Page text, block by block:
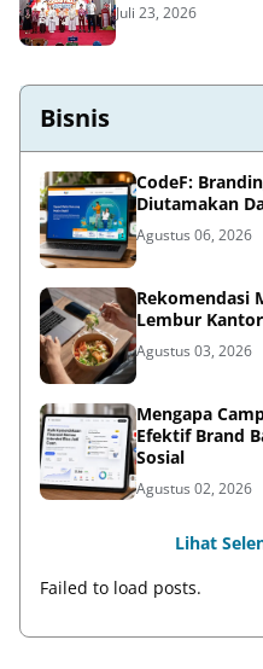
Juli 23, 2026
Bisnis
CodeF:
Diutamakan
Agustus 06, 2026
Rekomendasi
Lembur Kantor
Agustus 03, 2026
Mengapa
Efektif Brand
Sosial
Agustus 02, 2026
Lihat
Failed to load posts.